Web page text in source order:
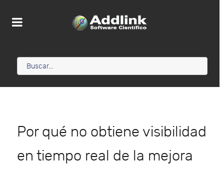
Por qué no obtiene visibilidad
en tiempo real de la mejora